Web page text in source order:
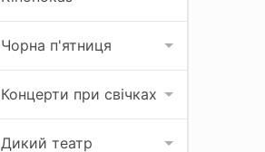
Чорна п'ятниця
Концерти при свічках
Дикий театр